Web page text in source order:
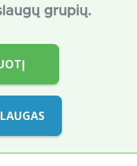
grupių.